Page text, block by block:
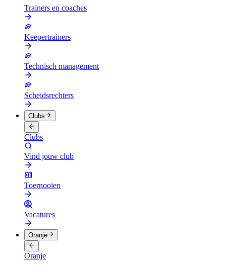
Trainers en coaches
Keepertrainers
Technisch management
Scheidsrechters
Clubs
Clubs
Vind jouw club
Toernooien
Vacatures
Oranje
Oranje